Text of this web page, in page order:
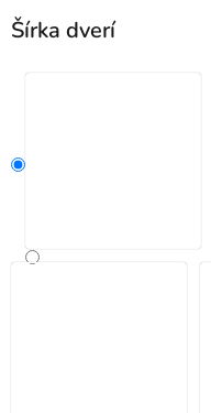
Šírka dverí